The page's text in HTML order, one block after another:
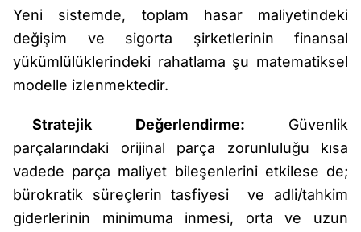
Yeni sistemde, toplam hasar maliyetindeki
değişim ve sigorta şirketlerinin finansal
yükümlülüklerindeki rahatlama şu matematiksel
modelle izlenmektedir.
Stratejik Değerlendirme: Güvenlik
parçalarındaki orijinal parça zorunluluğu kısa
vadede parça maliyet bileşenlerini etkilese de;
bürokratik süreçlerin tasfiyesi
ve adli/tahkim
giderlerinin minimuma inmesi, orta ve uzun